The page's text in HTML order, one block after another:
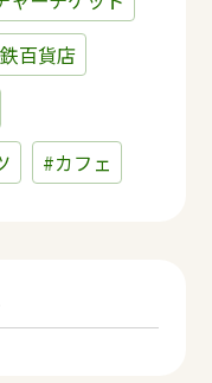
百貨店
#カフェ